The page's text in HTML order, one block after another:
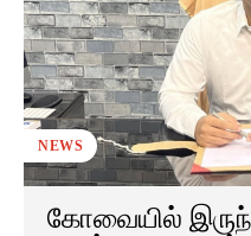
NEWS
கோவையில்